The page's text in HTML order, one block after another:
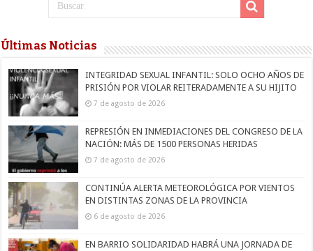
Últimas Noticias
INTEGRIDAD SEXUAL INFANTIL: SOLO OCHO AÑOS DE
PRISIÓN POR VIOLAR REITERADAMENTE A SU HIJITO
7 de agosto de 2026
REPRESIÓN EN INMEDIACIONES DEL CONGRESO DE LA
NACIÓN: MÁS DE 1500 PERSONAS HERIDAS
7 de agosto de 2026
CONTINÚA ALERTA METEOROLÓGICA POR VIENTOS
EN DISTINTAS ZONAS DE LA PROVINCIA
6 de agosto de 2026
EN BARRIO SOLIDARIDAD HABRÁ UNA JORNADA DE